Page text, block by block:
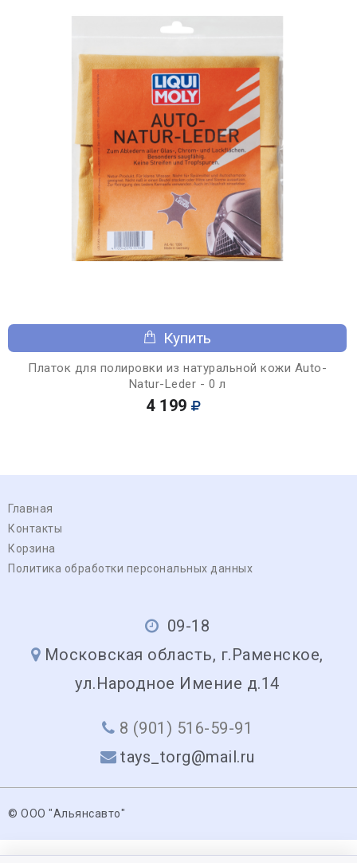
Купить
Платок для полировки из натуральной кожи Auto-
Natur-Leder - 0 л
4 199
Главная
Контакты
Корзина
Политика обработки персональных данных
09-18
Московская область, г.Раменское,
ул.Народное Имение д.14
8 (901) 516-59-91
tays_torg@mail.ru
© ООО "Альянсавто"